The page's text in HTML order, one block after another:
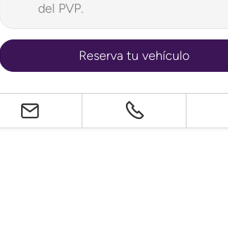
del PVP.
Reserva tu vehículo